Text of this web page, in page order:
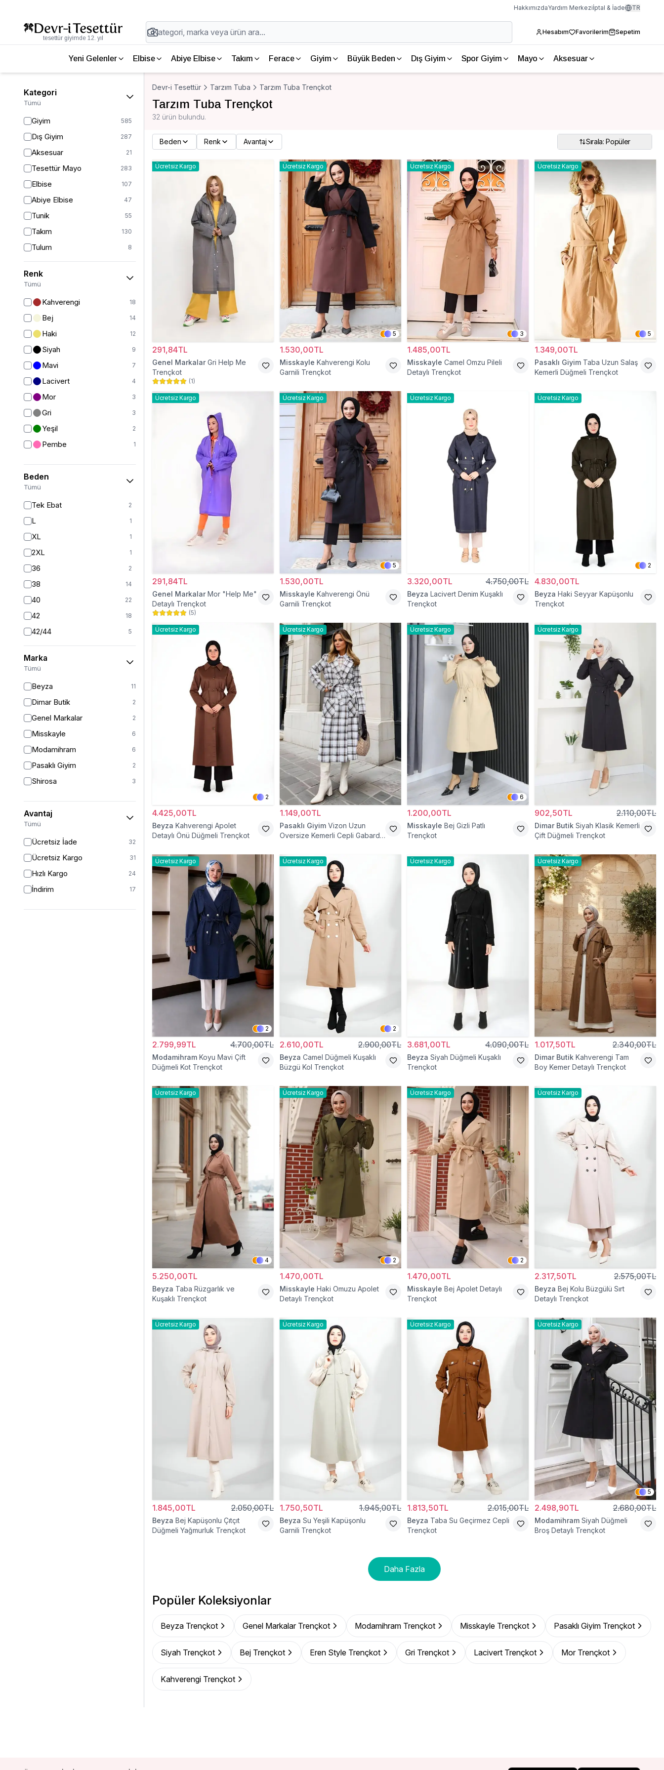
HakkımızdaYardım Merkeziİptal & İade TR
tesettür giyimde 12. yıl
Hesabım Favorilerim Sepetim
Yeni Gelenler Elbise Abiye Elbise Takım Ferace Giyim Büyük Beden Dış Giyim Spor Giyim Mayo Aksesuar
Kategori
Tümü
Giyim 585
Dış Giyim 287
Aksesuar 21
Tesettür Mayo 283
Elbise 107
Abiye Elbise 47
Tunik 55
Takım 130
Tulum 8
Pantolon 151
Etek 19
Kaban 41
Mont
Yarım Kapalı Mayo
Kız Çocuk Elbise
Kız Çocuk Giyim
Panço
Tam Kapalı Mayo
Kız Çocuk Pantolon
Kız Çocuk Takım
Kız Çocuk Etek
Renk
Tümü
Kahverengi 18
Bej 14
Haki 12
Siyah 9
Mavi 7
Lacivert 4
Mor 3
Gri 3
Yeşil 2
Pembe 1
Beden
Tümü
Tek Ebat 2
L 1
XL 1
2XL 1
36 2
38 14
40 22
42 18
42/44 5
44 16
46 15
Marka
Tümü
Beyza 11
Dimar Butik 2
Genel Markalar 2
Misskayle 6
Modamihram 6
Pasaklı Giyim 2
Shirosa 3
Avantaj
Tümü
Ücretsiz İade 32
Ücretsiz Kargo 31
Hızlı Kargo 24
İndirim 17
Devr-i Tesettür Tarzım Tuba Tarzım Tuba Trençkot
Tarzım Tuba Trençkot
32 ürün bulundu.
Beden Renk Avantaj Sırala: Popüler
Ücretsiz Kargo
291,84TL
Genel Markalar Gri Help Me
Trençkot
(1)
Ücretsiz Kargo
5
1.530,00TL
Misskayle Kahverengi Kolu
Garnili Trençkot
Ücretsiz Kargo
3
1.485,00TL
Misskayle Camel Omzu Pileli
Detaylı Trençkot
Ücretsiz Kargo
5
1.349,00TL
Pasaklı Giyim Taba Uzun Salaş
Kemerli Düğmeli Trençkot
Ücretsiz Kargo
291,84TL
Genel Markalar Mor "Help Me"
Detaylı Trençkot
(5)
Ücretsiz Kargo
5
1.530,00TL
Misskayle Kahverengi Önü
Garnili Trençkot
Ücretsiz Kargo
3.320,00TL 4.750,00TL
Beyza Lacivert Denim Kuşaklı
Trençkot
Ücretsiz Kargo
2
4.830,00TL
Beyza Haki Seyyar Kapüşonlu
Trençkot
Ücretsiz Kargo
2
4.425,00TL
Beyza Kahverengi Apolet
Detaylı Önü Düğmeli Trençkot
Ücretsiz Kargo
1.149,00TL
Pasaklı Giyim Vizon Uzun
Oversize Kemerli Cepli Gabardin
Ücretsiz Kargo
6
1.200,00TL
Misskayle Bej Gizli Patlı
Trençkot
Ücretsiz Kargo
902,50TL 2.110,00TL
Dimar Butik Siyah Klasik Kemerli
Çift Düğmeli Trençkot
Ücretsiz Kargo
2
2.799,99TL 4.700,00TL
Modamihram Koyu Mavi Çift
Düğmeli Kot Trençkot
Ücretsiz Kargo
2
2.610,00TL 2.900,00TL
Beyza Camel Düğmeli Kuşaklı
Büzgü Kol Trençkot
Ücretsiz Kargo
3.681,00TL 4.090,00TL
Beyza Siyah Düğmeli Kuşaklı
Trençkot
Ücretsiz Kargo
1.017,50TL 2.340,00TL
Dimar Butik Kahverengi Tam
Boy Kemer Detaylı Trençkot
Ücretsiz Kargo
4
5.250,00TL
Beyza Taba Rüzgarlık ve
Kuşaklı Trençkot
Ücretsiz Kargo
2
1.470,00TL
Misskayle Haki Omuzu Apolet
Detaylı Trençkot
Ücretsiz Kargo
2
1.470,00TL
Misskayle Bej Apolet Detaylı
Trençkot
Ücretsiz Kargo
2.317,50TL 2.575,00TL
Beyza Bej Kolu Büzgülü Sırt
Detaylı Trençkot
Ücretsiz Kargo
1.845,00TL 2.050,00TL
Beyza Bej Kapüşonlu Çıtçıt
Düğmeli Yağmurluk Trençkot
Ücretsiz Kargo
1.750,50TL 1.945,00TL
Beyza Su Yeşili Kapüşonlu
Garnili Trençkot
Ücretsiz Kargo
1.813,50TL 2.015,00TL
Beyza Taba Su Geçirmez Cepli
Trençkot
Ücretsiz Kargo
5
2.498,90TL 2.680,00TL
Modamihram Siyah Düğmeli
Broş Detaylı Trençkot
Daha Fazla
Popüler Koleksiyonlar
Beyza Trençkot Genel Markalar Trençkot Modamihram Trençkot Misskayle Trençkot Pasaklı Giyim Trençkot
Siyah Trençkot Bej Trençkot Eren Style Trençkot Gri Trençkot Lacivert Trençkot Mor Trençkot
Kahverengi Trençkot